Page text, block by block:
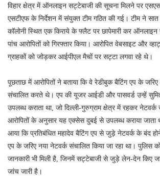
विहार क्षेत्र में ऑनलाइन सट्टेबाजी की सूचना मिलने पर
एसटीएफ के निर्देशन में संयुक्त टीम गठित की गई। टीम ने सात
कॉलोनी स्थित एक किराये के फ्लैट पर छापेमारी कर
पांच आरोपितों को गिरफ्तार किया। आरोपित वेबसाइट और
ग्राहकों को जोड़कर आईपीएल मैचों पर सट्टा लगवा रहे थे।
पूछताछ में आरोपितों ने बताया कि वे रेडीबुक बैटिंग एप के
संचालित करते थे। एप की यूजर आईडी और पासवर्ड उन्हें
उपलब्ध कराता था, जो दिल्ली-गुरुग्राम क्षेत्र में रहकर
आरोपितों के अनुसार यह एक्सेस दुबई से उपलब्ध कराया जाता
आया कि प्रतिबंधित महादेव बैटिंग एप से जुड़े नेटवर्क के बंद
एप के जरिए नया नेटवर्क संचालित किया जा रहा था। पुलिस
जानकारी भी मिली है, जिनमें सट्टेबाजी से जुड़े लेन-देन किए
जांच जारी है।